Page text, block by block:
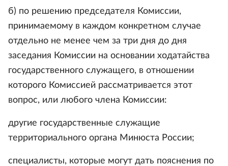
б) по решению председателя Комиссии,
принимаемому в каждом конкретном случае
отдельно не менее чем за три дня до дня
заседания Комиссии на основании ходатайства
государственного служащего, в отношении
которого Комиссией рассматривается этот
вопрос, или любого члена Комиссии:
другие государственные служащие
территориального органа Минюста России;
специалисты, которые могут дать пояснения по